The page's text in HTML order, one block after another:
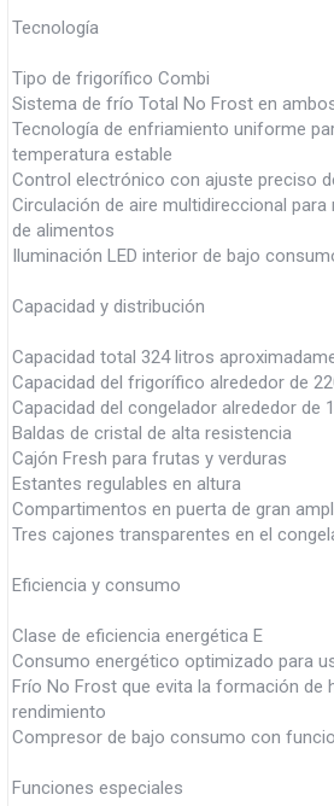
Tecnología
Tipo de frigorífico Combi
Sistema de frío Total No Frost en
Tecnología de enfriamiento uniforme
temperatura estable
Control electrónico con ajuste preciso
Circulación de aire multidireccional
de alimentos
Iluminación LED interior de bajo
Capacidad y distribución
Capacidad total 324 litros
Capacidad del frigorífico alrededor de
Capacidad del congelador alrededor de
Baldas de cristal de alta resistencia
Cajón Fresh para frutas y verduras
Estantes regulables en altura
Compartimentos en puerta de gran
Tres cajones transparentes en el
Eficiencia y consumo
Clase de eficiencia energética E
Consumo energético optimizado para
Frío No Frost que evita la formación de
rendimiento
Compresor de bajo consumo con
Funciones especiales